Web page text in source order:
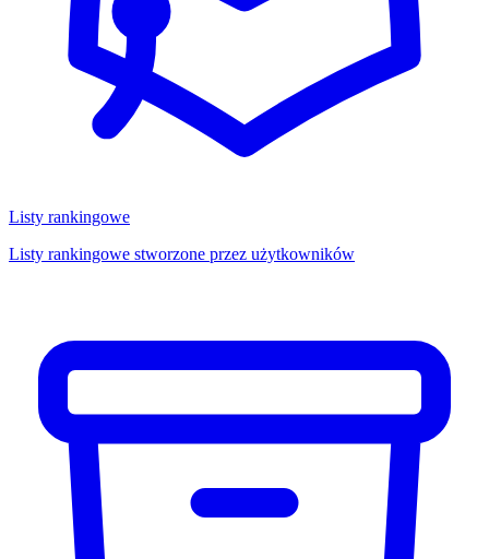
Listy rankingowe
Listy rankingowe stworzone przez użytkowników